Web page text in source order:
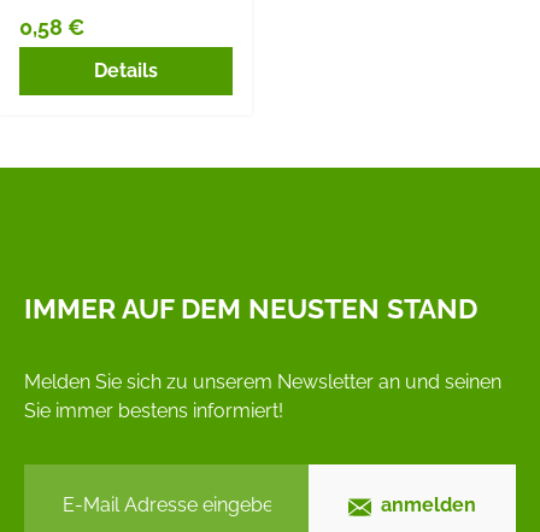
Regulärer Preis:
0,58 €
Details
IMMER AUF DEM NEUSTEN STAND
Melden Sie sich zu unserem Newsletter an und seinen
Sie immer bestens informiert!
anmelden